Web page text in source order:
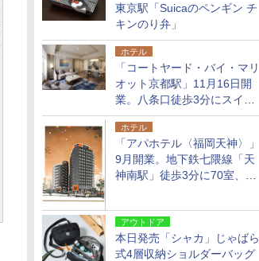
東京駅「Suicaのペンギン チ
キンのり弁」
ホテル
「コートヤード・バイ・マリ
オット京都駅」11月16日開
業。八条口徒歩3分にスイー
ト含む全270室、ダイニング
も併設
ホテル
「アパホテル〈福岡天神〉」
9月開業。地下鉄七隈線「天
神南駅」徒歩3分に70室、エ
アウトドア
本日発売「シャカ」じゃばら
式4層収納ショルダーバッグ